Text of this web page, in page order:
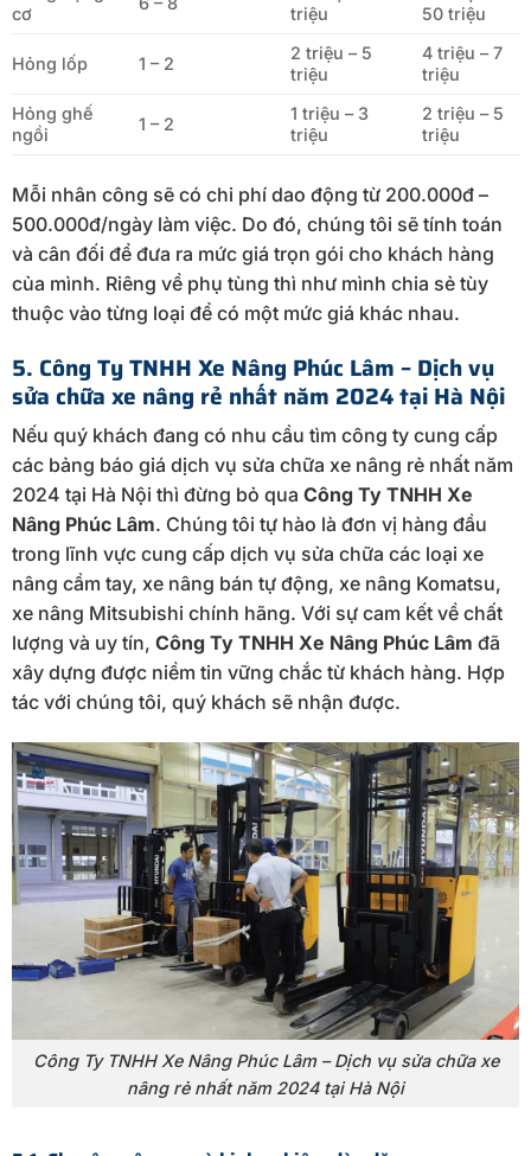
cơ
triệu
50 triệu
Hỏng lốp 1 – 2
2 triệu – 5
triệu
4 triệu – 7
triệu
Hỏng ghế
ngồi
1 – 2
1 triệu – 3
triệu
2 triệu – 5
triệu
Mỗi nhân công sẽ có chi phí dao động từ 200.000đ –
500.000đ/ngày làm việc. Do đó, chúng tôi sẽ tính toán
và cân đối để đưa ra mức giá trọn gói cho khách hàng
của mình. Riêng về phụ tùng thì như mình chia sẻ tùy
thuộc vào từng loại để có một mức giá khác nhau.
5. Công Ty TNHH Xe Nâng Phúc Lâm – Dịch vụ
sửa chữa xe nâng rẻ nhất năm 2024 tại Hà Nội
Nếu quý khách đang có nhu cầu tìm công ty cung cấp
các bảng báo giá dịch vụ sửa chữa xe nâng rẻ nhất năm
2024 tại Hà Nội thì đừng bỏ qua Công Ty TNHH Xe
Nâng Phúc Lâm. Chúng tôi tự hào là đơn vị hàng đầu
trong lĩnh vực cung cấp dịch vụ sửa chữa các loại xe
nâng cầm tay, xe nâng bán tự động, xe nâng Komatsu,
xe nâng Mitsubishi chính hãng. Với sự cam kết về chất
lượng và uy tín, Công Ty TNHH Xe Nâng Phúc Lâm đã
xây dựng được niềm tin vững chắc từ khách hàng. Hợp
tác với chúng tôi, quý khách sẽ nhận được.
Công Ty TNHH Xe Nâng Phúc Lâm – Dịch vụ sửa chữa xe
nâng rẻ nhất năm 2024 tại Hà Nội